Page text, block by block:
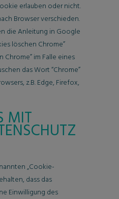
erlauben oder nicht.
Browser verschieden.
die Anleitung in Google
löschen Chrome”
im Falle eines
das Wort “Chrome”
z.B. Edge, Firefox,
MIT
„Cookie-
dass das
Einwilligung des